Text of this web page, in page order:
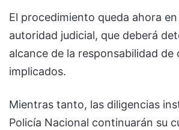
El procedimiento queda ahora
autoridad judicial, que deberá
alcance de la responsabilidad de
implicados.
Mientras tanto, las diligencias
Policía Nacional continuarán su